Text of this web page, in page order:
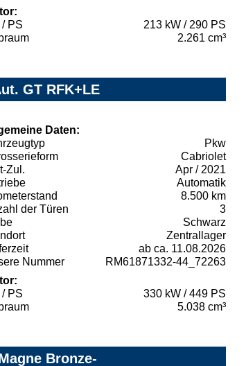
/ PS
213 kW / 290 PS
2.261 cm³
GT RFK+LE
Daten:
Pkw
Cabriolet
Zul.
Apr / 2021
Automatik
8.500 km
der Türen
3
Schwarz
Zentrallager
ab ca. 11.08.2026
Nummer
RM61871332-44_72263
/ PS
330 kW / 449 PS
5.038 cm³
Bronze-